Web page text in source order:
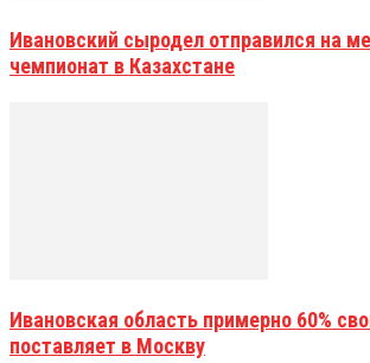
Ивановский сыродел отправился на
чемпионат в Казахстане
Ивановская область примерно 60%
поставляет в Москву